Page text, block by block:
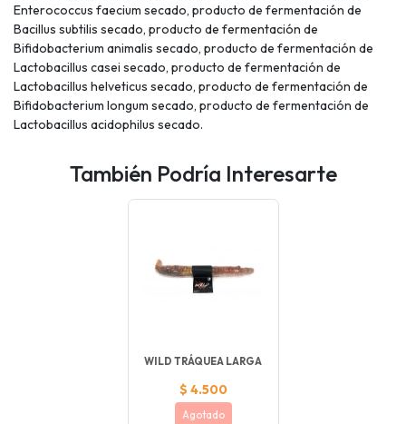
Enterococcus faecium secado, producto de fermentación de
Bacillus subtilis secado, producto de fermentación de
Bifidobacterium animalis secado, producto de fermentación de
Lactobacillus casei secado, producto de fermentación de
Lactobacillus helveticus secado, producto de fermentación de
Bifidobacterium longum secado, producto de fermentación de
Lactobacillus acidophilus secado.
También Podría Interesarte
WILD TRÁQUEA LARGA
$ 4.500
Agotado